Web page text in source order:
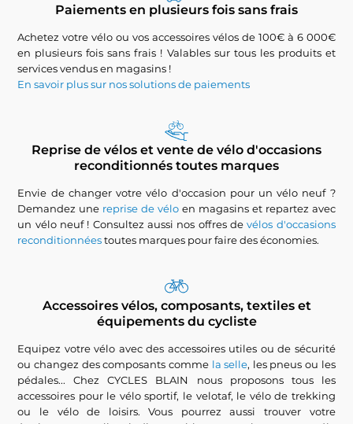
Paiements en plusieurs fois sans frais
Achetez votre vélo ou vos accessoires vélos de 100€ à 6 000€
en plusieurs fois sans frais ! Valables sur tous les produits et
services vendus en magasins !
En savoir plus sur nos solutions de paiements
Reprise de vélos et vente de vélo d'occasions
reconditionnés toutes marques
Envie de changer votre vélo d'occasion pour un vélo neuf ?
Demandez une reprise de vélo en magasins et repartez avec
un vélo neuf ! Consultez aussi nos offres devélos d'occasions
reconditionnéestoutes marques pour faire des économies.
Accessoires vélos, composants, textiles et
équipements du cycliste
Equipez votre vélo avec des accessoires utiles ou de sécurité
ou changez des composants comme la selle, les pneus ou les
pédales... Chez CYCLES BLAIN nous proposons tous les
accessoires pour le vélo sportif, le velotaf, le vélo de trekking
ou le vélo de loisirs. Vous pourrez aussi trouver votre